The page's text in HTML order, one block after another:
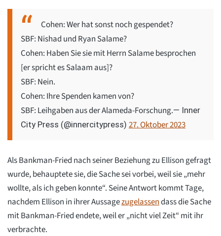
Cohen: Wer hat sonst noch gespendet?
SBF: Nishad und Ryan Salame?
Cohen: Haben Sie sie mit Herrn Salame besprochen
[er spricht es Salaam aus]?
SBF: Nein.
Cohen: Ihre Spenden kamen von?
SBF: Leihgaben aus der Alameda-Forschung.— Inner
City Press (@innercitypress) 27. Oktober 2023
Als Bankman-Fried nach seiner Beziehung zu Ellison gefragt
wurde, behauptete sie, die Sache sei vorbei, weil sie „mehr
wollte, als ich geben konnte“. Seine Antwort kommt Tage,
nachdem Ellison in ihrer Aussagezugelassendass die Sache
mit Bankman-Fried endete, weil er „nicht viel Zeit“ mit ihr
verbrachte.